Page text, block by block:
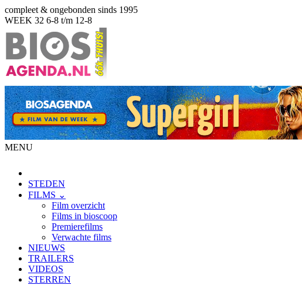
compleet & ongebonden sinds 1995
WEEK 32 6-8 t/m 12-8
MENU
STEDEN
FILMS ⌄
Film overzicht
Films in bioscoop
Premierefilms
Verwachte films
NIEUWS
TRAILERS
VIDEOS
STERREN